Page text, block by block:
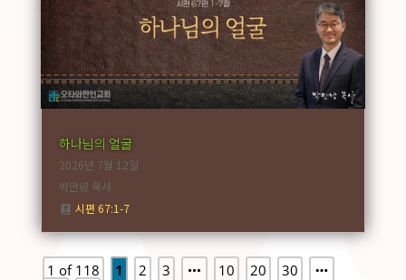
하나님의 얼굴
2026년 7월 12일
박만녕 목사
시편 67:1-7
1 of 118 1 2 3 10 20 30